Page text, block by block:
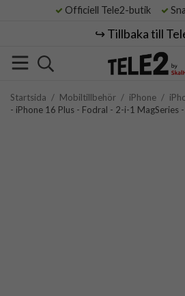
Officiell Tele2-butik
↪️ Tillbaka till
Startsida / Mobiltillbehör / iPhone /
- iPhone 16 Plus - Fodral - 2-i-1 MagSeries